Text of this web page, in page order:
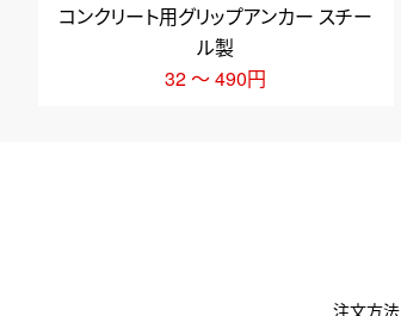
コンクリート用グリップアンカー スチー
ル製
32 ～ 490円
注文方法